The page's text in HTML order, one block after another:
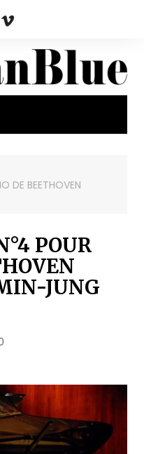
DE BEETHOVEN
POUR
JUNG